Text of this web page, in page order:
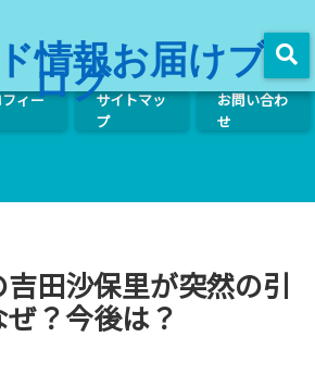
情報お届けブ
ログ
ィー
サイトマッ
プ
お問い合わ
せ
田沙保里が突然の引
？今後は？